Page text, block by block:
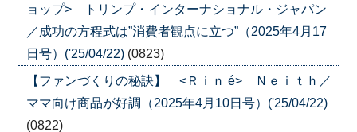
ョップ> トリンプ・インターナショナル・ジャパン
／成功の方程式は”消費者観点に立つ”（2025年4月17
日号）('25/04/22) (0823)
【ファンづくりの秘訣】 <Ｒｉｎ é> Ｎｅｉｔｈ／
ママ向け商品が好調（2025年4月10日号）('25/04/22)
(0822)